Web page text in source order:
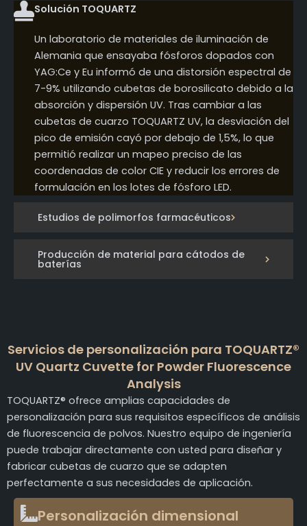
Estudios de polimorfos farmacéuticos
Producción de material para cátodos de
baterías
Solución TOQUARTZ
Un laboratorio de materiales de iluminación de
Alemania que ensayaba fósforos dopados con
YAG:Ce y Eu informó de una distorsión espectral de
7-9% utilizando cubetas de borosilicato debido a la
absorción y dispersión UV. Tras cambiar a las
cubetas de cuarzo TOQUARTZ UV, la desviación del
pico de emisión cayó por debajo de 1,5%, lo que
permitió realizar un mapeo preciso de las
coordenadas de color CIE y reducir los errores de
formulación en los lotes de fósforo LED.
Servicios de personalización para TOQUARTZ®
UV Quartz Cuvette for Powder Fluorescence
Analysis
TOQUARTZ® ofrece amplias capacidades de
personalización para sus requisitos específicos de análisis
de fluorescencia de polvos. Nuestro equipo de ingeniería
puede trabajar directamente con usted para diseñar y
fabricar cubetas de cuarzo que se adapten
perfectamente a sus necesidades de aplicación.
Personalización dimensional